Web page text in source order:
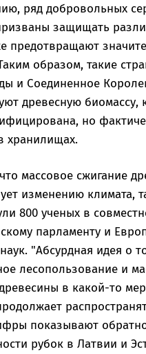
ряд добровольных
защищать
предотвращают
образом, такие
и Соединенное
древесную биомассу,
но
хранилищах.
массовое сжигание
изменению климата,
800 ученых в
парламенту и
"Абсурдная идея о
лесопользование и
в какой-то
показывают
рубок в Латвии и